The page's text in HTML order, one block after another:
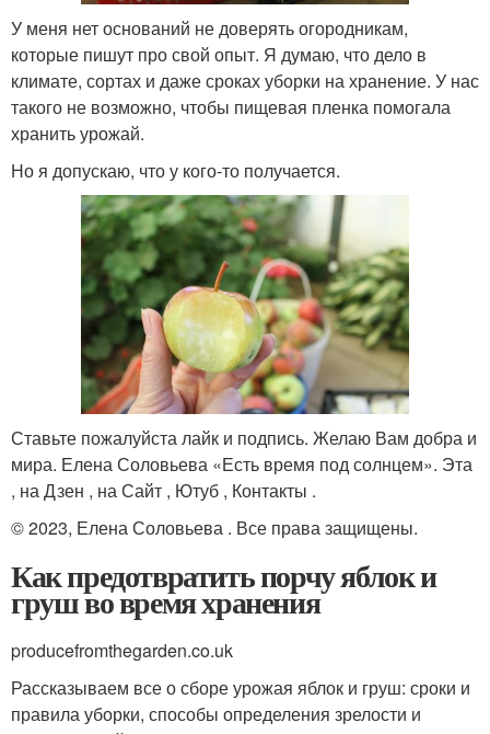
У меня нет оснований не доверять огородникам,
которые пишут про свой опыт. Я думаю, что дело в
климате, сортах и даже сроках уборки на хранение. У нас
такого не возможно, чтобы пищевая пленка помогала
хранить урожай.
Но я допускаю, что у кого-то получается.
Ставьте пожалуйста лайк и подпись. Желаю Вам добра и
мира. Елена Соловьева «Есть время под солнцем». Эта
, на Дзен , на Сайт , Ютуб , Контакты .
© 2023, Елена Соловьева . Все права защищены.
Как предотвратить порчу яблок и
груш во время хранения
producefromthegarden.co.uk
Рассказываем все о сборе урожая яблок и груш: сроки и
правила уборки, способы определения зрелости и